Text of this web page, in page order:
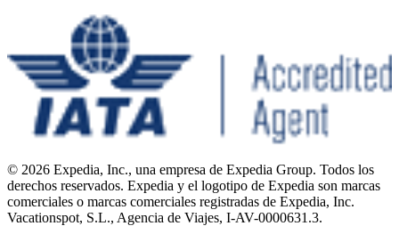
© 2026 Expedia, Inc., una empresa de Expedia Group. Todos los
derechos reservados. Expedia y el logotipo de Expedia son marcas
comerciales o marcas comerciales registradas de Expedia, Inc.
Vacationspot, S.L., Agencia de Viajes, I-AV-0000631.3.